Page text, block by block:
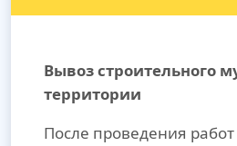
Вывоз строительного
территории
После проведения